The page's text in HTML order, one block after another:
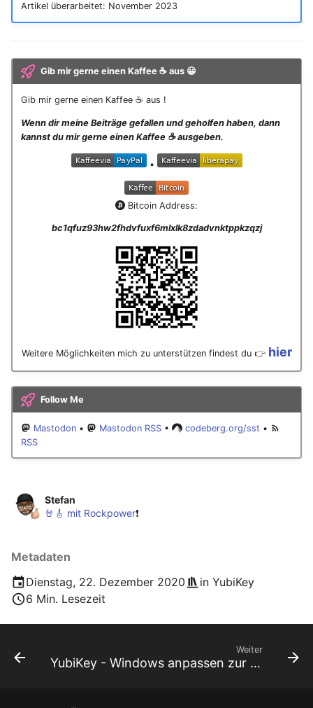
Stefan
🤘🎸 mit Rockpower❗️
Metadaten
Dienstag, 22. Dezember 2020
in YubiKey
6 Min. Lesezeit
Artikel überarbeitet: November 2023
Gib mir gerne einen Kaffee ☕ aus 😀
Gib mir gerne einen Kaffee ☕ aus !
Wenn dir meine Beiträge gefallen und geholfen haben, dann
kannst du mir gerne einen Kaffee ☕️ ausgeben.
•
Bitcoin Address:
bc1qfuz93hw2fhdvfuxf6mlxlk8zdadvnktppkzqzj
Weitere Möglichkeiten mich zu unterstützen findest du 👉 hier
Follow Me
Mastodon• Mastodon RSS • codeberg.org/sst •
RSS
Weiter
YubiKey - Windows anpassen zur SSH-Anmeldung an einem Linux-System